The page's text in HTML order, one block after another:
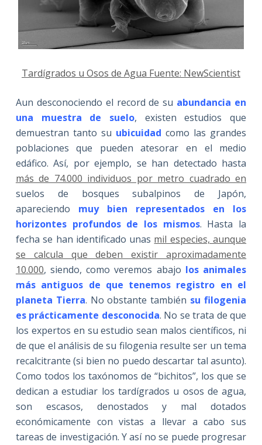
Tardígrados u Osos de Agua Fuente: NewScientist
Aun desconociendo el record de su abundancia en
una muestra de suelo, existen estudios que
demuestran tanto su ubicuidad como las grandes
poblaciones que pueden atesorar en el medio
edáfico. Así, por ejemplo, se han detectado hasta
más de 74.000 individuos por metro cuadrado en
suelos de bosques subalpinos de Japón,
apareciendo
muy bien representados en los
horizontes profundos de los mismos. Hasta la
fecha se han identificado unas mil especies, aunque
se calcula que deben existir aproximadamente
10.000, siendo, como veremos abajo los animales
más antiguos de que tenemos registro en el
planeta Tierra. No obstante también su filogenia
es prácticamente desconocida. No se trata de que
los expertos en su estudio sean malos científicos, ni
de que el análisis de su filogenia resulte ser un tema
recalcitrante (si bien no puedo descartar tal asunto).
Como todos los taxónomos de “bichitos”, los que se
dedican a estudiar los tardígrados u osos de agua,
son escasos, denostados y mal dotados
económicamente con vistas a llevar a cabo sus
tareas de investigación. Y así no se puede progresar